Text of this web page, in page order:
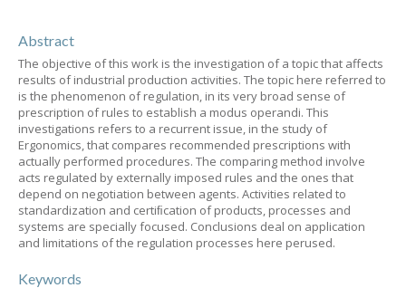
Abstract
The objective of this work is the investigation of a topic that affects
results of industrial production activities. The topic here referred to
is the phenomenon of regulation, in its very broad sense of
prescription of rules to establish a modus operandi. This
investigations refers to a recurrent issue, in the study of
Ergonomics, that compares recommended prescriptions with
actually performed procedures. The comparing method involve
acts regulated by externally imposed rules and the ones that
depend on negotiation between agents. Activities related to
standardization and certiﬁcation of products, processes and
systems are specially focused. Conclusions deal on application
and limitations of the regulation processes here perused.
Keywords